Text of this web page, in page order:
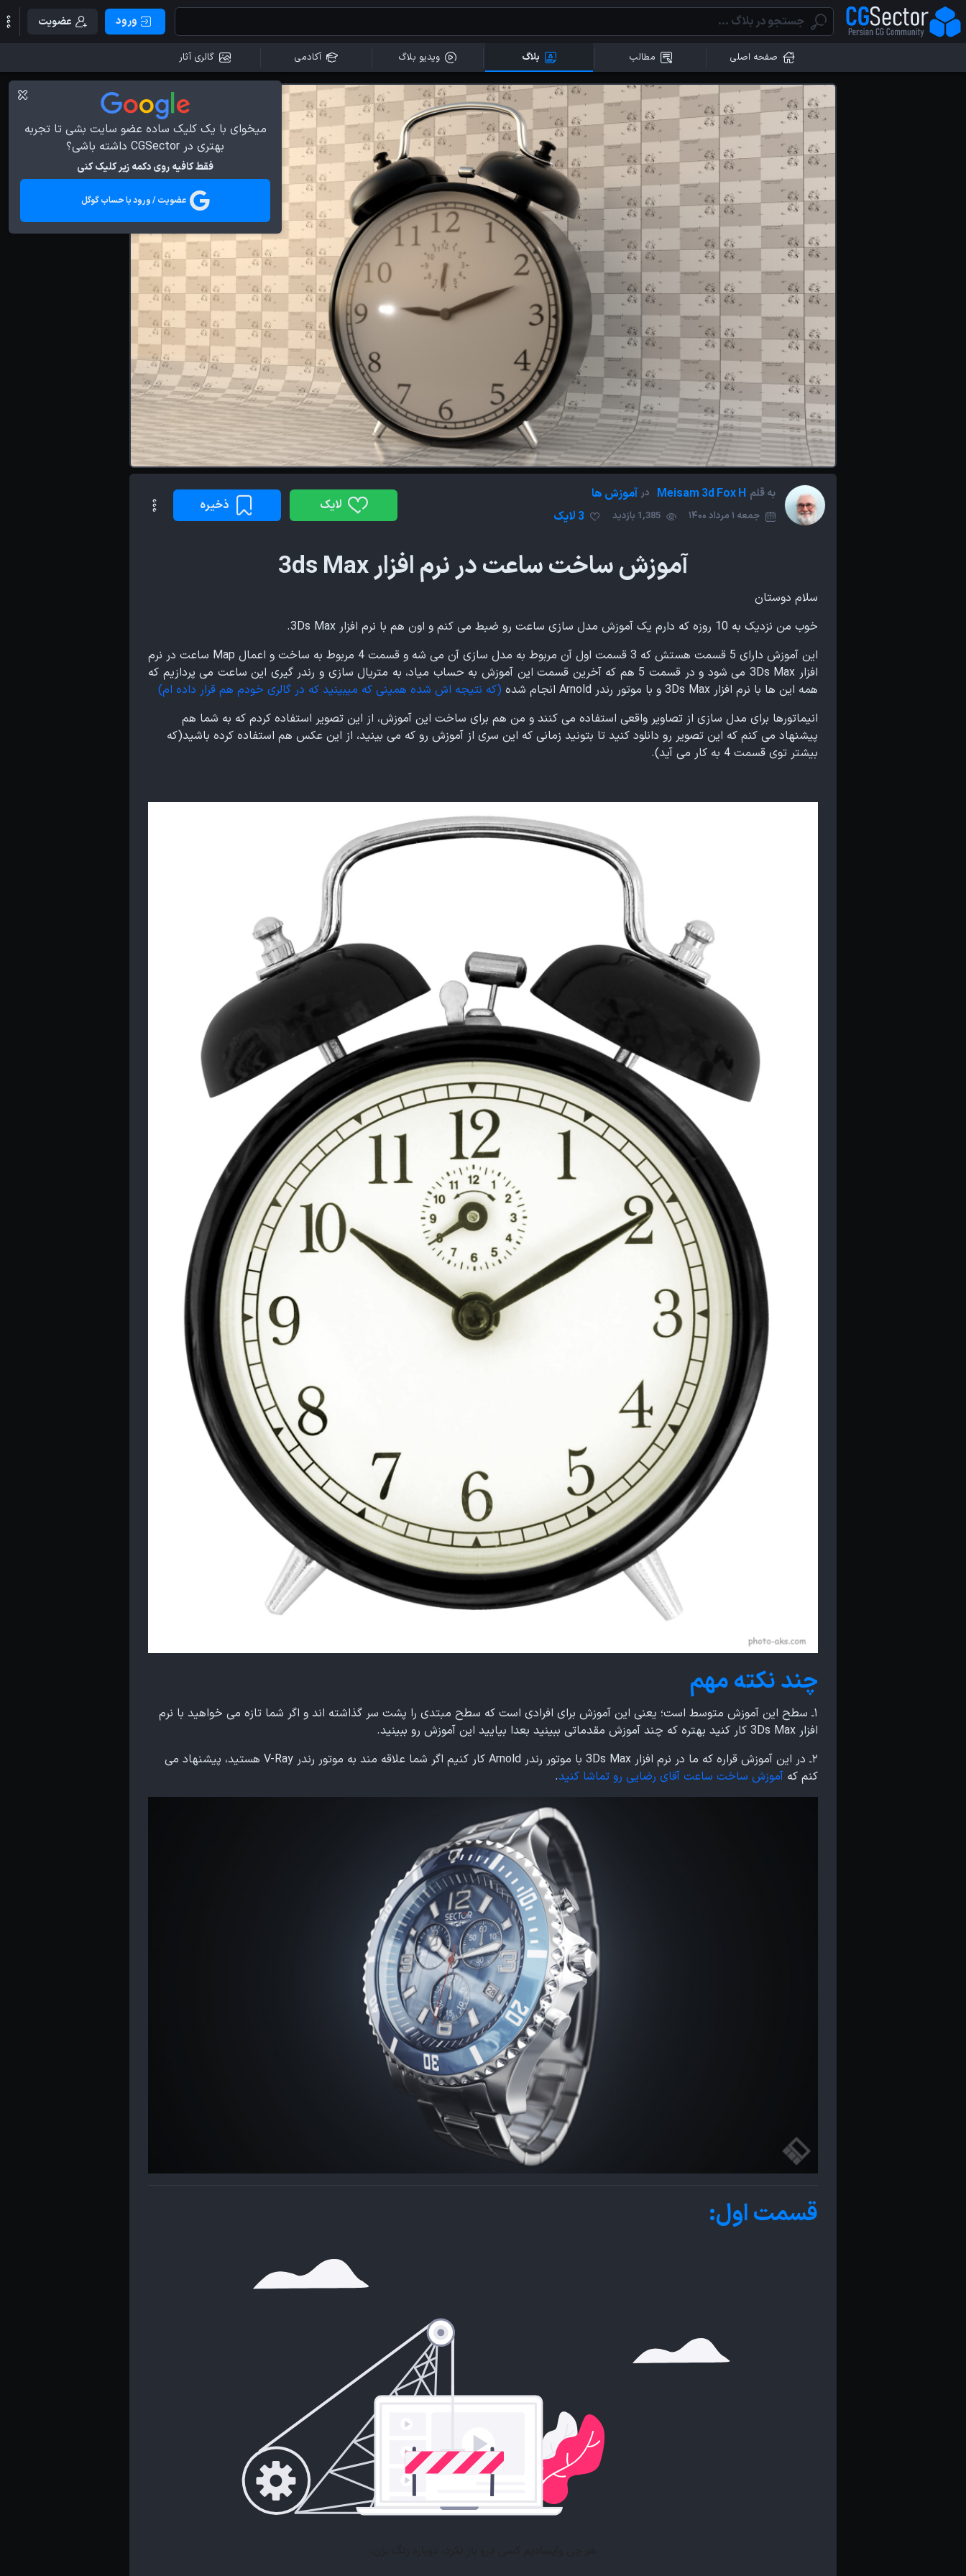
ورود عضویت
صفحه اصلی مطالب بلاگ ویدیو بلاگ آکادمی گالری آثار
میخوای با یک کلیک ساده عضو سایت بشی تا تجربه
بهتری در CGSector داشته باشی؟
فقط کافیه روی دکمه زیر کلیک کنی
عضویت / ورود با حساب گوگل
به قلم Meisam 3d Fox H در آموزش ها
جمعه 1 مرداد 1400 1,385 بازدید 3 لایک
لایک ذخیره
آموزش ساخت ساعت در نرم افزار 3ds Max
سلام دوستان
خوب من نزدیک به 10 روزه که دارم یک آموزش مدل سازی ساعت رو ضبط می کنم و اون هم با نرم افزار 3Ds Max.
این آموزش دارای 5 قسمت هستش که 3 قسمت اول آن مربوط به مدل سازی آن می شه و قسمت 4 مربوط به ساخت و اعمال Map ساعت در نرم
افزار 3Ds Max می شود و در قسمت 5 هم که آخرین قسمت این آموزش به حساب میاد، به متریال سازی و رندر گیری این ساعت می پردازیم که
همه این ها با نرم افزار 3Ds Max و با موتور رندر Arnold انجام شده
(که نتیجه اش شده همینی که میبینید که در گالری خودم هم قرار داده ام)
انیماتورها برای مدل سازی از تصاویر واقعی استفاده می کنند و من هم برای ساخت این آموزش، از این تصویر استفاده کردم که به شما هم
پیشنهاد می کنم که این تصویر رو دانلود کنید تا بتونید زمانی که این سری از آموزش رو که می بینید، از این عکس هم استفاده کرده باشید(که
بیشتر توی قسمت 4 به کار می آید).
چند نکته مهم
۱ـ سطح این آموزش متوسط است؛ یعنی این آموزش برای افرادی است که سطح مبتدی را پشت سر گذاشته اند و اگر شما تازه می خواهید با نرم
افزار 3Ds Max کار کنید بهتره که چند آموزش مقدماتی ببینید بعدا بیایید این آموزش رو ببینید.
۲ـ در این آموزش قراره که ما در نرم افزار 3Ds Max با موتور رندر Arnold کار کنیم اگر شما علاقه مند به موتور رندر V-Ray هستید، پیشنهاد می
کنم که آموزش ساخت ساعت آقای رضایی رو تماشا کنید.
قسمت اول: